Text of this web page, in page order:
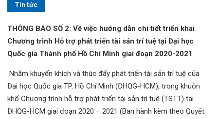
Tin tức
THÔNG BÁO SỐ 2: Về việc hướng dẫn chi tiết triển khai
Chương trình Hỗ trợ phát triển tài sản trí tuệ tại Đại học
Quốc gia Thành phố Hồ Chí Minh giai đoạn 2020-2021
Nhằm khuyến khích và thúc đẩy phát triển tài sản trí tuệ của
Đại học Quốc gia TP. Hồ Chí Minh (ĐHQG-HCM), trong khuôn
khổ Chương trình hỗ trợ phát triển tài sản trí tuệ (TSTT) tại
ĐHQG-HCM giai đoạn 2020 – 2021 (Ban hành kèm theo Quyết